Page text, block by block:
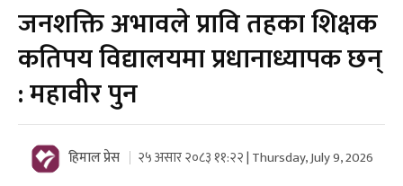
जनशक्ति अभावले प्रावि तहका शिक्षक
कतिपय विद्यालयमा प्रधानाध्यापक छन्
: महावीर पुन
हिमाल प्रेस २५ असार २०८३ ११:२२ | Thursday, July 9, 2026